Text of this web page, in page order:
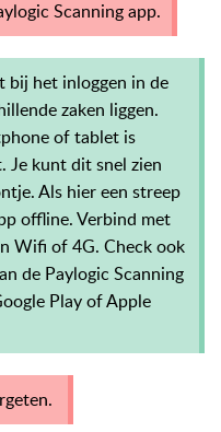
Scanning app.
bij het inloggen in de
zaken liggen.
of tablet is
Je kunt dit snel zien
Als hier een streep
offline. Verbind met
Wifi of 4G. Check ook
de Paylogic Scanning
Play of Apple